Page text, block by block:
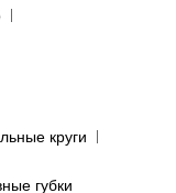
круги
губки